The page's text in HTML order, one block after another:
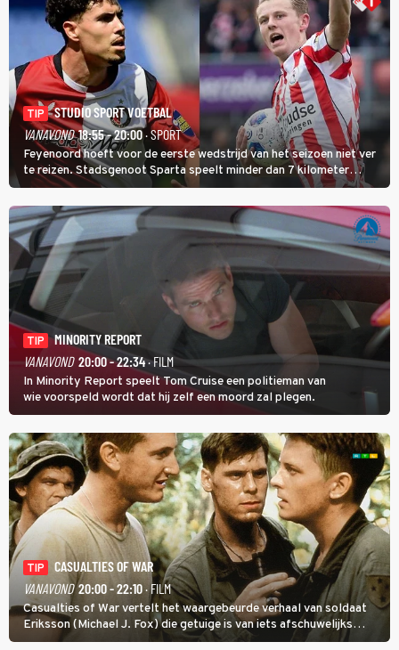
TIP
STUDIO SPORT VOETBAL
VANAVOND 18:55 - 20:00· SPORT
Feyenoord hoeft voor de eerste wedstrijd van het seizoen niet ver
te reizen. Stadsgenoot Sparta speelt minder dan 7 kilometer
verderop. Feyenoord trok de Spaanse spits Nacho Ferri aan van
KVC Westerlo uit België.
TIP
MINORITY REPORT
VANAVOND 20:00 - 22:34· FILM
In Minority Report speelt Tom Cruise een politieman van
wie voorspeld wordt dat hij zelf een moord zal plegen.
TIP
CASUALTIES OF WAR
VANAVOND 20:00 - 22:10· FILM
Casualties of War vertelt het waargebeurde verhaal van soldaat
Eriksson (Michael J. Fox) die getuige is van iets afschuwelijks
tijdens de Vietnamoorlog. Hij besluit uit de school te klappen.